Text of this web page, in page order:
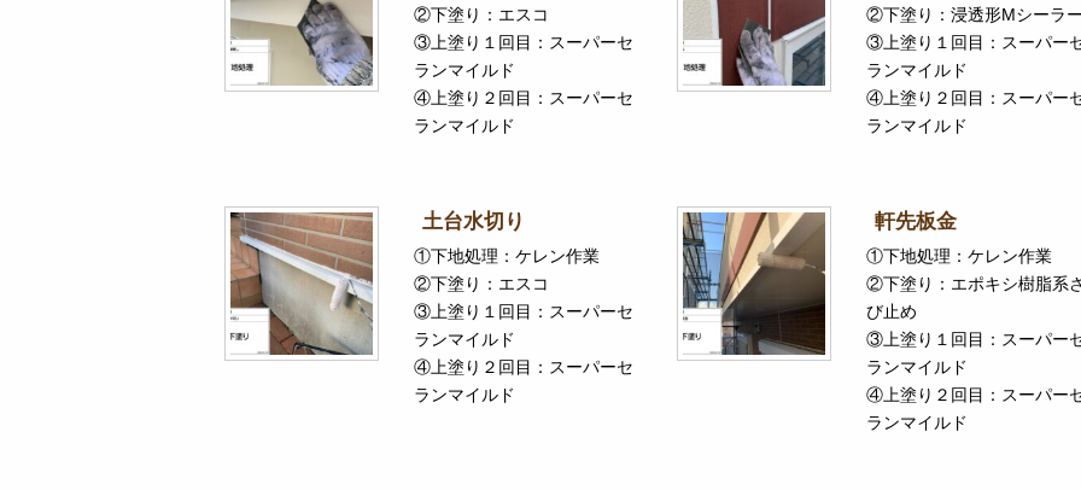
②下塗り：エスコ
③上塗り１回目：スーパーセ
ランマイルド
④上塗り２回目：スーパーセ
ランマイルド
②下塗り：浸透形Mシーラー
③上塗り１回目：スーパー
ランマイルド
④上塗り２回目：スーパー
ランマイルド
土台水切り
①下地処理：ケレン作業
②下塗り：エスコ
③上塗り１回目：スーパーセ
ランマイルド
④上塗り２回目：スーパーセ
ランマイルド
軒先板金
①下地処理：ケレン作業
②下塗り：エポキシ樹脂系さ
び止め
③上塗り１回目：スーパー
ランマイルド
④上塗り２回目：スーパー
ランマイルド